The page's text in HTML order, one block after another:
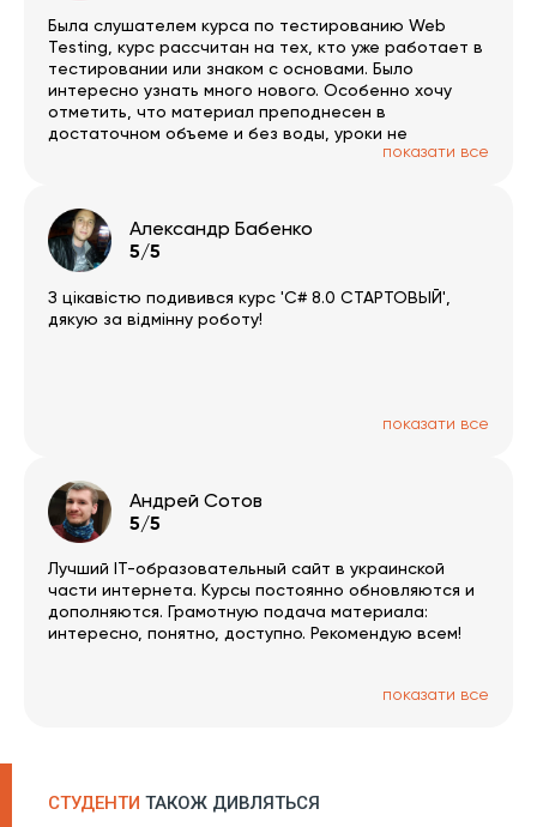
Была слушателем курса по тестированию Web
Testing, курс рассчитан на тех, кто уже работает в
тестировании или знаком с основами. Было
интересно узнать много нового. Особенно хочу
отметить, что материал преподнесен в
достаточном объеме и без воды, уроки не
превышают часа с небольшим, есть домашки и
показати все
Александр Бабенко
5/5
З цікавістю подивився курс 'C# 8.0 СТАРТОВЫЙ',
дякую за відмінну роботу!
показати все
Андрей Сотов
5/5
Лучший IT-образовательный сайт в украинской
части интернета. Курсы постоянно обновляются и
дополняются. Грамотную подача материала:
интересно, понятно, доступно. Рекомендую всем!
показати все
СТУДЕНТИ ТАКОЖ ДИВЛЯТЬСЯ